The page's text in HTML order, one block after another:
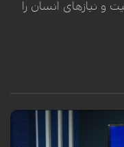
و نیازهای انسان را